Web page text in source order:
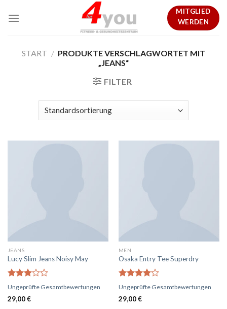
MITGLIED
WERDEN
START / PRODUKTE VERSCHLAGWORTET MIT
„JEANS“
FILTER
JEANS
Lucy Slim Jeans Noisy May
Bewertet
mit
3.00
Ungeprüfte Gesamtbewertungen
29,00€
MEN
Osaka Entry Tee Superdry
Bewertet
mit 4.00
von 5
Ungeprüfte Gesamtbewertungen
29,00€